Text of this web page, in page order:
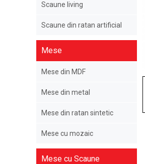
Scaune living
Scaune din ratan artificial
Mese
Mese din MDF
Mese din metal
Mese din ratan sintetic
Mese cu mozaic
Mese cu Scaune